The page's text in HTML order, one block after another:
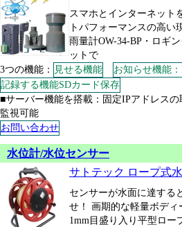
スマホとインターネット
トパフォーマンスの高い
雨量計OW-34-BP・ロギ
ットで
3つの機能：
見せる機能
お知らせ機能
記録する機能SDカード保存
■サーバー機能を搭載：固定IPアドレス
監視可能
お問い合わせ
水位計/水位センサー
サトテック ロープ式
センサーが水面に達する
せ！ 画期的な軽量ボディ
1mm目盛り入り平型ロー